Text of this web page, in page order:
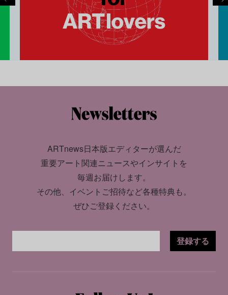
ARTnews日本版エディターが選んだ
重要アート関連ニュースやインサイトを
毎週お届けします。
その他、イベントご招待など各種特典も。
ぜひご登録ください。
登録する